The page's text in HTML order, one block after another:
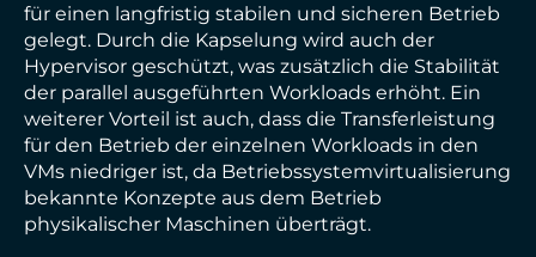
für einen langfristig stabilen und sicheren Betrieb
gelegt. Durch die Kapselung wird auch der
Hypervisor geschützt, was zusätzlich die Stabilität
der parallel ausgeführten Workloads erhöht. Ein
weiterer Vorteil ist auch, dass die Transferleistung
für den Betrieb der einzelnen Workloads in den
VMs niedriger ist, da Betriebssystemvirtualisierung
bekannte Konzepte aus dem Betrieb
physikalischer Maschinen überträgt.